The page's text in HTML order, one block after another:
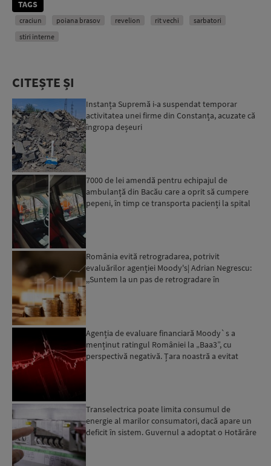
TAGS
craciun poiana brasov revelion rit vechi
sarbatori
stiri interne
CITEȘTE ȘI
Instanța Supremă i-a suspendat temporar
activitatea unei firme din Constanța, acuzate că
îngropa deșeuri
7000 de lei amendă pentru echipajul de
ambulanță din Bacău care a oprit să cumpere
pepeni, în timp ce transporta pacienți la spital
România evită retrogradarea, potrivit
evaluărilor agenției Moody's| Adrian Negrescu:
,,Suntem la un pas de retrogradare în
Agenția de evaluare financiară Moody`s a
menținut ratingul României la „Baa3”, cu
perspectivă negativă. Țara noastră a evitat
Transelectrica poate limita consumul de
energie al marilor consumatori, dacă apare un
deficit în sistem. Guvernul a adoptat o Hotărâre